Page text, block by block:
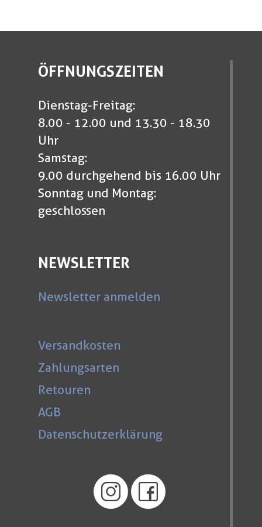
ÖFFNUNGSZEITEN
Dienstag-Freitag:
8.00 - 12.00 und 13.30 - 18.30
Uhr
Samstag:
9.00 durchgehend bis 16.00 Uhr
Sonntag und Montag:
geschlossen
NEWSLETTER
Newsletter anmelden
Versandkosten
Zahlungsarten
Retouren
AGB
Datenschutzerklärung